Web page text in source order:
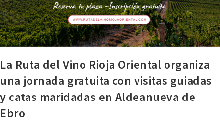
La Ruta del Vino Rioja Oriental organiza
una jornada gratuita con visitas guiadas
y catas maridadas en Aldeanueva de
Ebro